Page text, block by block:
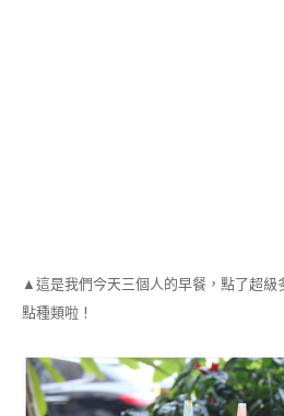
▲這是我們今天三個人的早餐，點了超級
點種類啦！